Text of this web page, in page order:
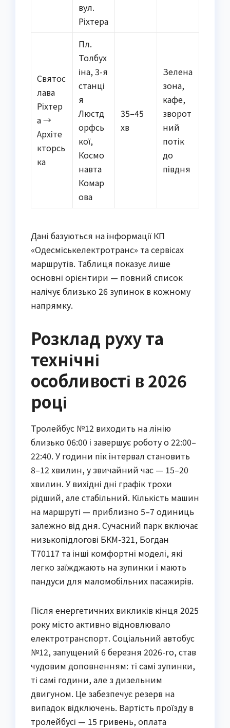
вул.
Ріхтера
Святос
лава
Ріхтер
а →
Архіте
кторсь
ка
Пл.
Толбух
іна, 3-я
станці
я
Люстд
орфсь
кої,
Космо
навта
Комар
ова
35–45
хв
Зелена
зона,
кафе,
зворот
ний
потік
до
півдня
Дані базуються на інформації КП
«Одесміськелектротранс» та сервісах
маршрутів. Таблиця показує лише
основні орієнтири — повний список
налічує близько 26 зупинок в кожному
напрямку.
Розклад руху та
технічні
особливості в 2026
році
Тролейбус №12 виходить на лінію
близько 06:00 і завершує роботу о 22:00–
22:40. У години пік інтервал становить
8–12 хвилин, у звичайний час — 15–20
хвилин. У вихідні дні графік трохи
рідший, але стабільний. Кількість машин
на маршруті — приблизно 5–7 одиниць
залежно від дня. Сучасний парк включає
низькопідлогові БКМ-321, Богдан
Т70117 та інші комфортні моделі, які
легко заїжджають на зупинки і мають
пандуси для маломобільних пасажирів.
Після енергетичних викликів кінця 2025
року місто активно відновлювало
електротранспорт. Соціальний автобус
№12, запущений 6 березня 2026-го, став
чудовим доповненням: ті самі зупинки,
ті самі години, але з дизельним
двигуном. Це забезпечує резерв на
випадок відключень. Вартість проїзду в
тролейбусі — 15 гривень, оплата